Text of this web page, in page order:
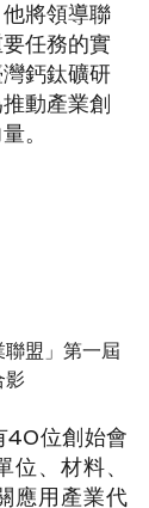
將領導聯
任務的實
鈣鈦礦研
動產業創
。
聯盟」第一屆
影
40位創始會
位、材料、
應用產業代